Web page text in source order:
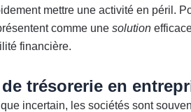
mettre une activité en péril.
comme une solution
financière.
trésorerie en
incertain, les sociétés sont